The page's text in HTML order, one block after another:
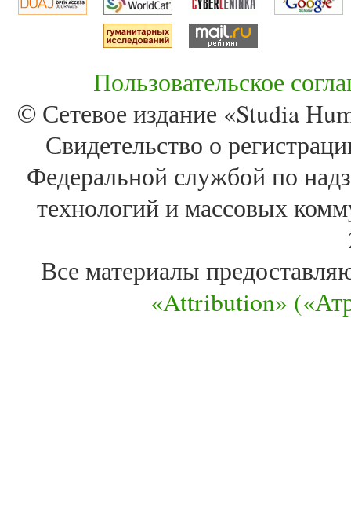
Пользовательское
© Сетевое издание «Studia
Свидетельство о
Федеральной службой по
технологий и массовых
Все материалы
«Attribution»